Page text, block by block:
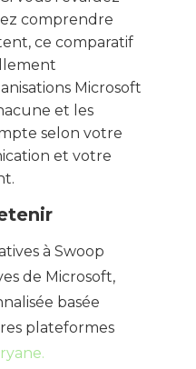
comprendre
ce comparatif
Microsoft
et les
selon votre
et votre
à Swoop
de Microsoft,
basée
plateformes